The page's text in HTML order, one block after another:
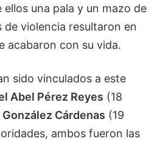
una pala y un mazo de
de violencia resultaron en
acabaron con su vida.
sido vinculados a este
Abel Pérez Reyes (18
Cárdenas (19
ambos fueron las